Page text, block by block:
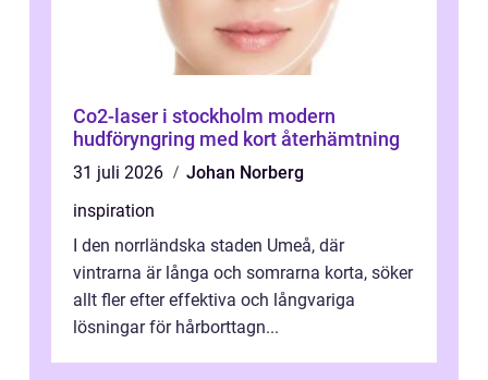
Co2-laser i stockholm modern
hudföryngring med kort återhämtning
31 juli 2026
Johan Norberg
inspiration
I den norrländska staden Umeå, där
vintrarna är långa och somrarna korta, söker
allt fler efter effektiva och långvariga
lösningar för hårborttagn...